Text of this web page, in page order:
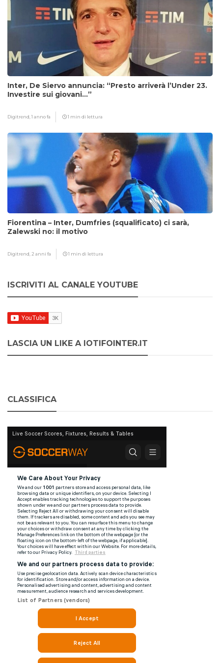
Inter, De Siervo annuncia: “Presto arriverà l’Under 23.
Investire sui giovani…”
Digitrend,1 anno fa 1 min di lettura
Fiorentina – Inter, Dumfries (squalificato) ci sarà,
Zalewski no: il motivo
Digitrend, 2 anni fa 1 min di lettura
ISCRIVITI AL CANALE YOUTUBE
LASCIA UN LIKE A IOTIFOINTER.IT
CLASSIFICA